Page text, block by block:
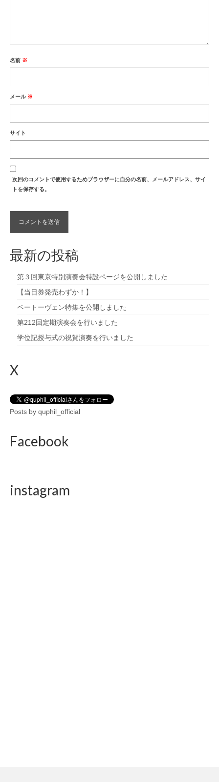
名前 ※
メール ※
サイト
次回のコメントで使用するためブラウザーに自分の名前、メールアドレス、サイ
トを保存する。
最新の投稿
第３回東京特別演奏会特設ページを公開しました
【当日券発売わずか！】
ベートーヴェン特集を公開しました
第212回定期演奏会を行いました
学位記授与式の祝賀演奏を行いました
X
Posts by quphil_official
Facebook
instagram